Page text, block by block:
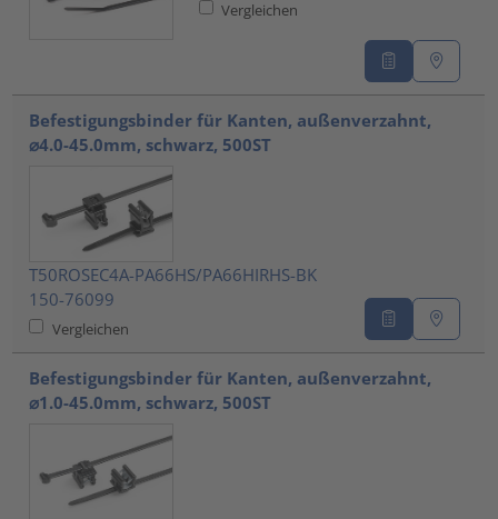
Vergleichen
Befestigungsbinder für Kanten, außenverzahnt,
⌀4.0-45.0mm, schwarz, 500ST
T50ROSEC4A-PA66HS/PA66HIRHS-BK
150-76099
Vergleichen
Befestigungsbinder für Kanten, außenverzahnt,
⌀1.0-45.0mm, schwarz, 500ST